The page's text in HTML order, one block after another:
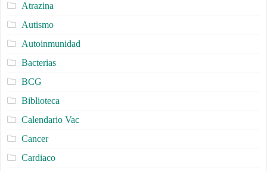
Atrazina
Autismo
Autoinmunidad
Bacterias
BCG
Biblioteca
Calendario Vac
Cancer
Cardiaco